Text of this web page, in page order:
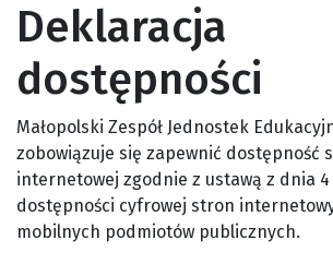
Deklaracja
dostępności
Małopolski Zespół Jednostek
zobowiązuje się zapewnić dostępność
internetowej zgodnie z ustawą z dnia
dostępności cyfrowej stron
mobilnych podmiotów publicznych.